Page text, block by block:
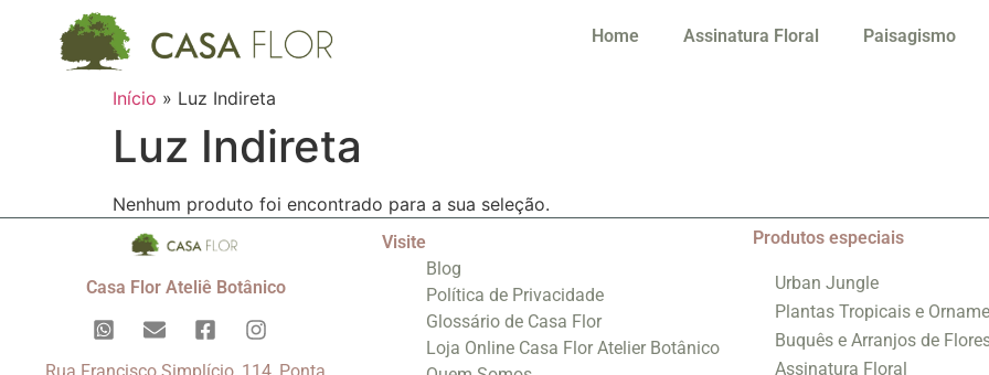
Home Assinatura Floral Paisagismo
Início » Luz Indireta
Luz Indireta
Nenhum produto foi encontrado para a sua seleção.
Casa Flor Ateliê Botânico
Visite
Blog
Política de Privacidade
Glossário de Casa Flor
Loja Online Casa Flor Atelier Botânico
Produtos especiais
Urban Jungle
Plantas Tropicais e
Buquês e Arranjos de
Assinatura Floral